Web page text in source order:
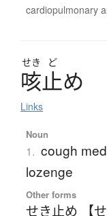
cardiopulmonary
せき ど
咳止め
Links
Noun
1. cough
lozenge
Other forms
せき止め 【せ